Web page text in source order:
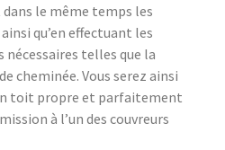
le même temps les
qu’en effectuant les
telles que la
cheminée. Vous serez ainsi
toit propre et parfaitement
à l’un des couvreurs